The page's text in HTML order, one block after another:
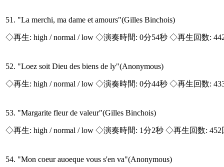
51. "La merchi, ma dame et amours"(Gilles Binchois)
◇再生: high / normal / low ◇演奏時間: 0分54秒 ◇再生回数:
52. "Loez soit Dieu des biens de ly"(Anonymous)
◇再生: high / normal / low ◇演奏時間: 0分44秒 ◇再生回数:
53. "Margarite fleur de valeur"(Gilles Binchois)
◇再生: high / normal / low ◇演奏時間: 1分2秒 ◇再生回数:
54. "Mon coeur auoeque vous s'en va"(Anonymous)